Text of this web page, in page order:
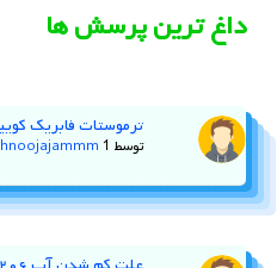
داغ ترین پرسش ها
ترموستات فابریک
توسط 1 سال پیش